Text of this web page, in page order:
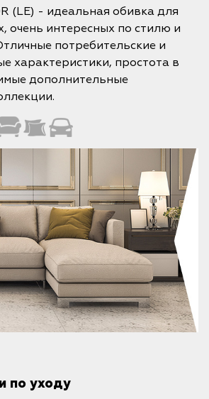
(LE) - идеальная обивка для
очень интересных по стилю и
потребительские и
характеристики, простота в
дополнительные
по уходу